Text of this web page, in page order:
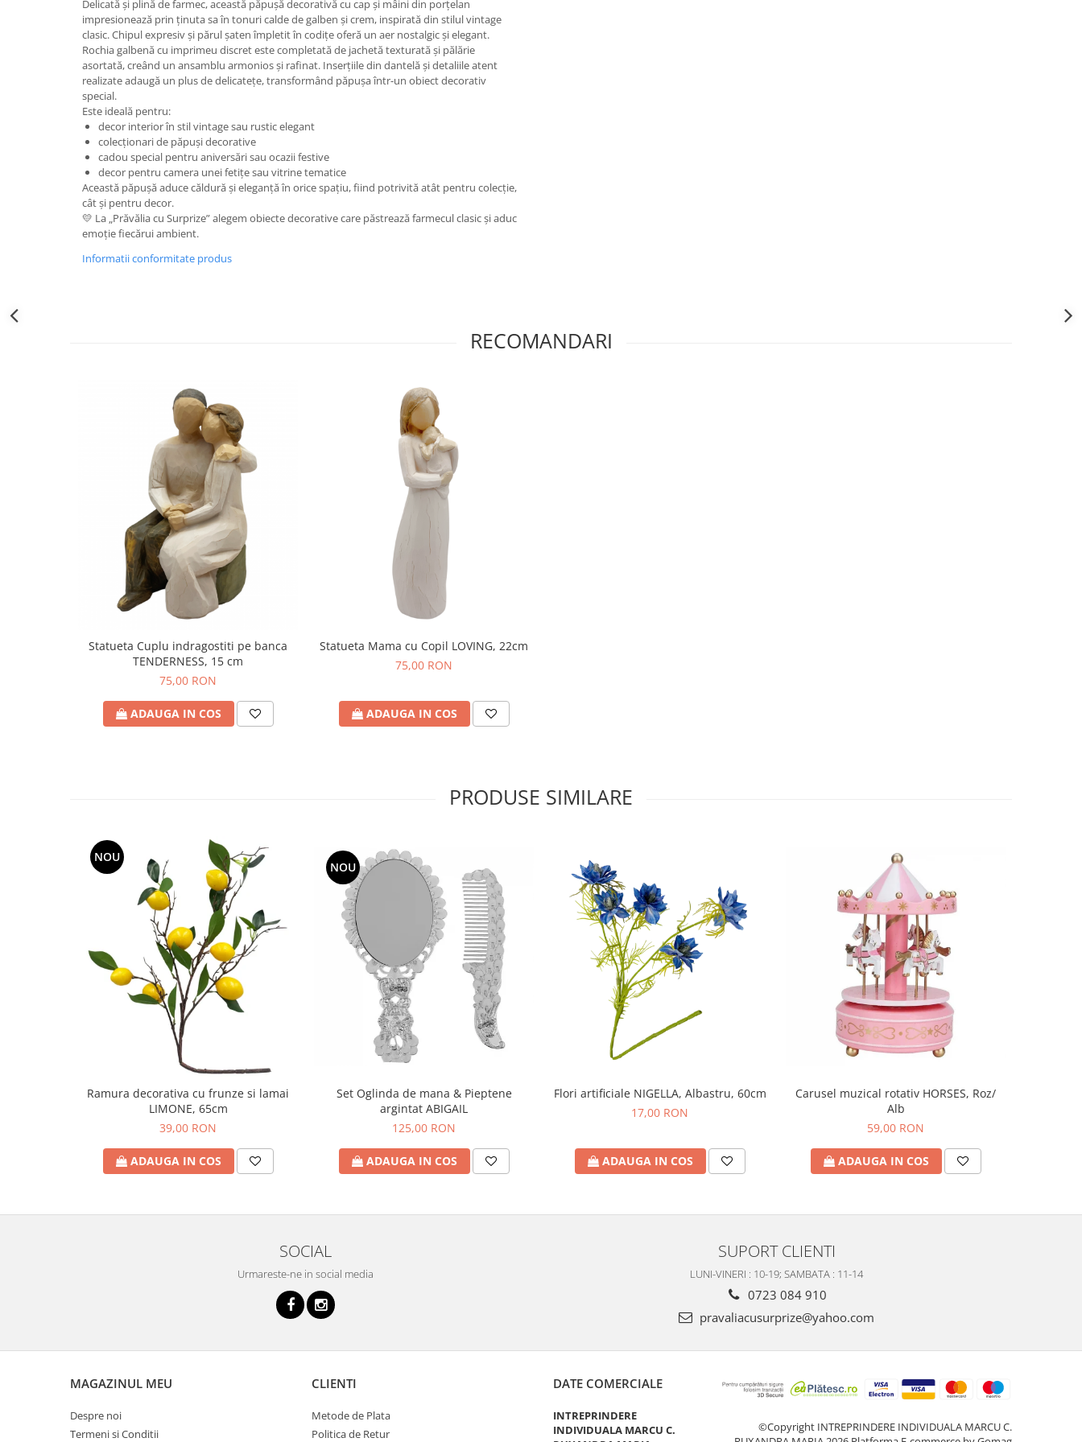
Decoratiuni Craciun
Sweet Wonderland
Crengute Decorative
Decoratiuni Muzicale
Decoratiuni Luminoase
Coronite & Ghirlande
Aromaterapie Craciun
Felicitari, Cutii si Pungi de Cadou
Delicată și plină de farmec, această păpușă decorativă cu cap și mâini din porțelan
impresionează prin ținuta sa în tonuri calde de galben și crem, inspirată din stilul vintage
clasic. Chipul expresiv și părul șaten împletit în codițe oferă un aer nostalgic și elegant.
Rochia galbenă cu imprimeu discret este completată de jachetă texturată și pălărie
asortată, creând un ansamblu armonios și rafinat. Inserțiile din dantelă și detaliile atent
realizate adaugă un plus de delicatețe, transformând păpușa într-un obiect decorativ
special.
Este ideală pentru:
decor interior în stil vintage sau rustic elegant
colecționari de păpuși decorative
cadou special pentru aniversări sau ocazii festive
decor pentru camera unei fetițe sau vitrine tematice
Această păpușă aduce căldură și eleganță în orice spațiu, fiind potrivită atât pentru colecție,
cât și pentru decor.
💛 La „Prăvălia cu Surprize” alegem obiecte decorative care păstrează farmecul clasic și aduc
emoție fiecărui ambient.
Informatii conformitate produs
RECOMANDARI
Statueta Cuplu indragostiti pe banca
TENDERNESS, 15 cm
75,00 RON
ADAUGA IN COS
Statueta Mama cu Copil LOVING, 22cm
75,00 RON
ADAUGA IN COS
PRODUSE SIMILARE
NOU
Ramura decorativa cu frunze si lamai
LIMONE, 65cm
39,00 RON
ADAUGA IN COS
NOU
Set Oglinda de mana & Pieptene
argintat ABIGAIL
125,00 RON
ADAUGA IN COS
Flori artificiale NIGELLA, Albastru, 60cm
17,00 RON
ADAUGA IN COS
Carusel muzical rotativ HORSES, Roz/
Alb
59,00 RON
ADAUGA IN COS
SOCIAL
Urmareste-ne in social media
SUPORT CLIENTI
LUNI-VINERI : 10-19; SAMBATA : 11-14
0723 084 910
pravaliacusurprize@yahoo.com
MAGAZINUL MEU
Despre noi
Termeni si Conditii
CLIENTI
Metode de Plata
Politica de Retur
DATE COMERCIALE
INTREPRINDERE
INDIVIDUALA MARCU C.
©Copyright INTREPRINDERE INDIVIDUALA MARCU C.